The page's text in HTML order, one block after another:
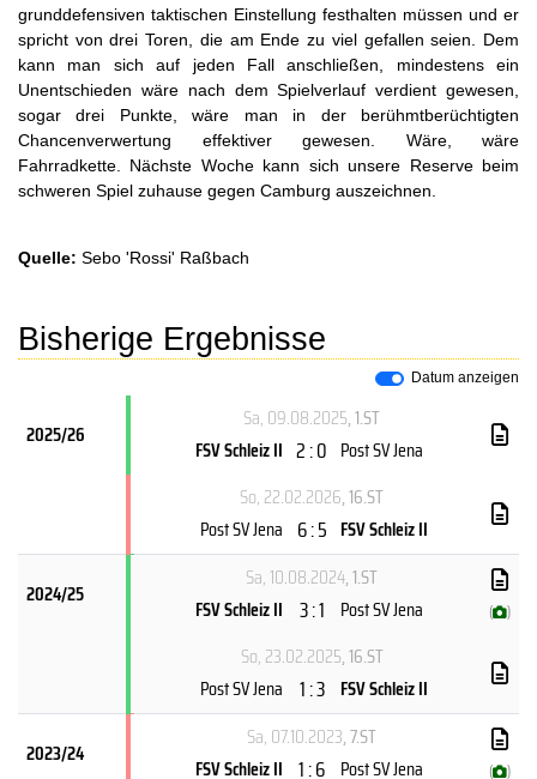
grunddefensiven taktischen Einstellung festhalten müssen und er
spricht von drei Toren, die am Ende zu viel gefallen seien. Dem
kann man sich auf jeden Fall anschließen, mindestens ein
Unentschieden wäre nach dem Spielverlauf verdient gewesen,
sogar drei Punkte, wäre man in der berühmtberüchtigten
Chancenverwertung effektiver gewesen. Wäre, wäre
Fahrradkette. Nächste Woche kann sich unsere Reserve beim
schweren Spiel zuhause gegen Camburg auszeichnen.
Quelle: Sebo 'Rossi' Raßbach
Bisherige Ergebnisse
Datum anzeigen
2025/26
Sa, 09.08.2025, 1.ST
FSV Schleiz II 2 : 0 Post SV Jena
So, 22.02.2026, 16.ST
Post SV Jena 6 : 5 FSV Schleiz II
2024/25
Sa, 10.08.2024, 1.ST
FSV Schleiz II 3 : 1 Post SV Jena ( )
So, 23.02.2025, 16.ST
Post SV Jena 1 : 3 FSV Schleiz II
2023/24
Sa, 07.10.2023, 7.ST
FSV Schleiz II 1 : 6 Post SV Jena ( )